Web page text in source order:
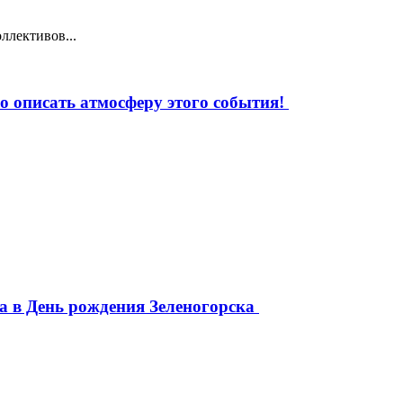
атмосферу этого события!
в День рождения Зеленогорска